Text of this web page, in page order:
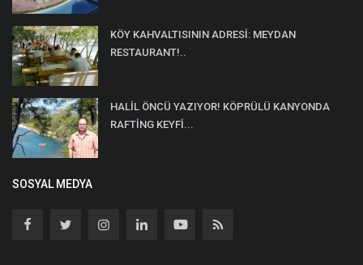
KÖY KAHVALTISININ ADRESİ: MEYDAN
RESTAURANT!..
HALİL ÖNCÜ YAZIYOR! KÖPRÜLÜ KANYONDA
RAFTİNG KEYFİ...
SOSYAL MEDYA